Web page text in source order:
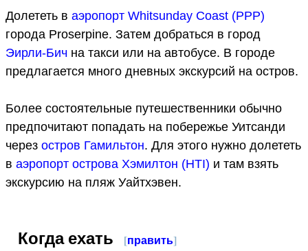
Долететь в аэропорт Whitsunday Coast (PPP)
города Proserpine. Затем добраться в город
Эирли-Бич на такси или на автобусе. В городе
предлагается много дневных экскурсий на остров.
Более состоятельные путешественники обычно
предпочитают попадать на побережье Уитсанди
через остров Гамильтон. Для этого нужно долететь
в аэропорт острова Хэмилтон (HTI) и там взять
экскурсию на пляж Уайтхэвен.
Когда ехать [править]